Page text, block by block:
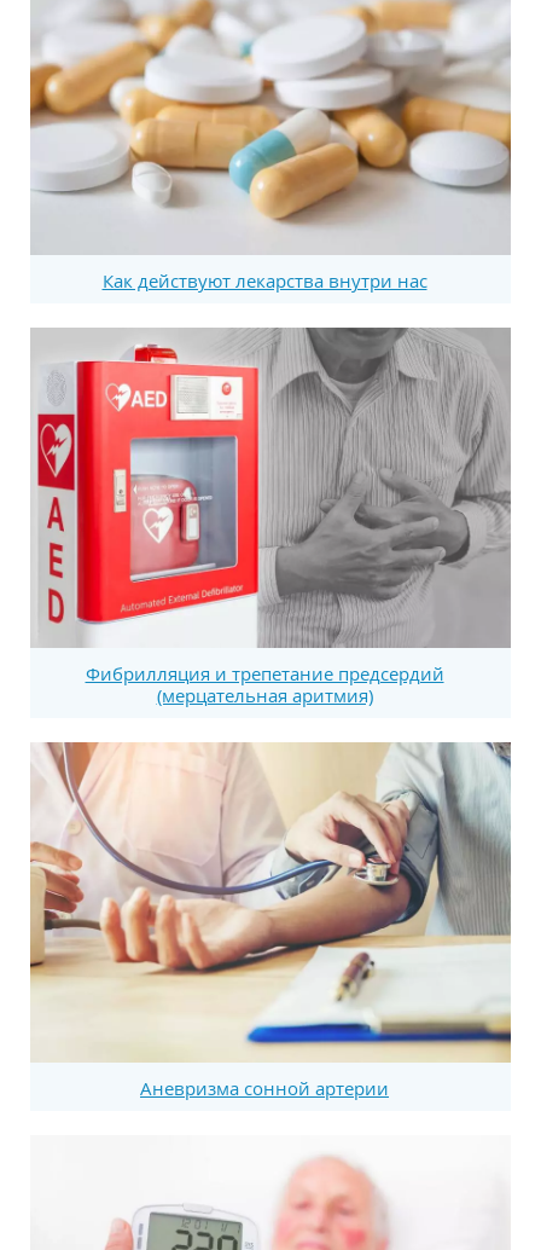
Как действуют лекарства внутри нас
Фибрилляция и трепетание предсердий
(мерцательная аритмия)
Аневризма сонной артерии